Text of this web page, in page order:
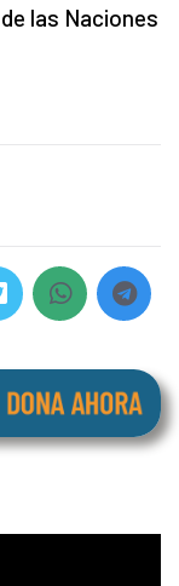
las Naciones